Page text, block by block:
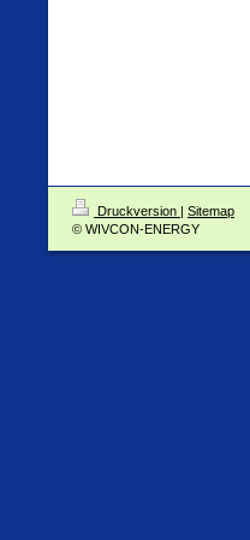
Druckversion | Sitemap
© WIVCON-ENERGY